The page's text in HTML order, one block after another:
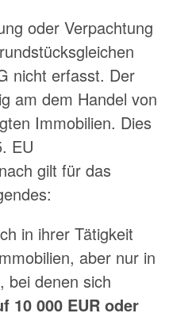
oder Verpachtung
nicht erfasst. Der
am dem Handel von
Immobilien. Dies
EU
gilt für das
in ihrer Tätigkeit
aber nur in
bei denen sich
10 000 EUR oder